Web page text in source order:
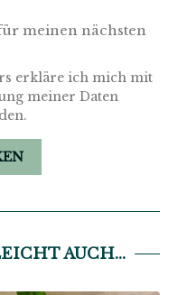
meinen nächsten
erkläre ich mich mit
meiner Daten
AUCH...